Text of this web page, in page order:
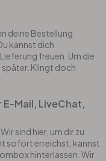
deine Bestellung
kannst dich
freuen. Um die
Klingt doch
Mail, LiveChat,
sind hier, um dir zu
sofort erreichst, kannst
hinterlassen. Wir